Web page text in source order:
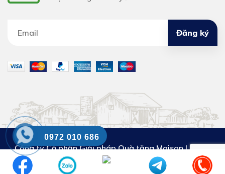
Đăng ký
Công ty Cổ phần Giải pháp Quà tặng Maison Luxury
DKKD số:
0110302853. Cấp ngày 29.3.2023. Nơi cấp:
0972 010 686